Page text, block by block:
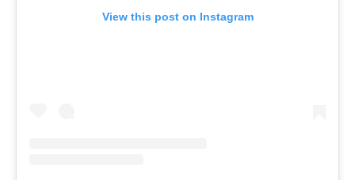
View this post on Instagram